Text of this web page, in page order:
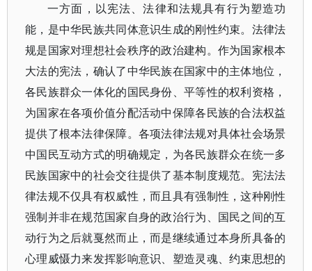
一方面，以宪法、法律和法规具有行为塑造功
能，是中华民族共同体意识生成的刚性约束。法律法
规是国家对理想社会秩序的政治建构。作为国家根本
大法的宪法，确认了中华民族在国家中的主体地位，
各民族群众一体化的国民身份、平等性的权利资格，
为国家在各项价值分配活动中保障各民族的合法权益
提供了根本法律保障。各项法律法规对具体社会场景
中国民互动方式的明确规定，为各民族群众在统一多
民族国家中的社会交往提供了基本制度规范。宪法法
律法规不仅具有权威性，而且具有强制性，这种刚性
强制并非在规范国家自身的政治行为、国民之间的互
动行为之后就戛然而止，而是继续通过本身所具备的
心理威慑力来发挥影响意识、塑造灵魂、约束思想的